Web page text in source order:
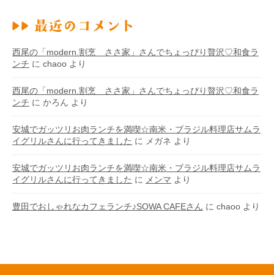
西尾の「modern.割烹 ささ家」さんでちょっぴり贅沢♡和食ラ
ンチ に chaoo より
西尾の「modern.割烹 ささ家」さんでちょっぴり贅沢♡和食ラ
ンチ に かろん より
安城でガッツリお肉ランチを満喫☆南米・ブラジル料理店サムラ
イグリルさんに行ってきました に メガネ より
安城でガッツリお肉ランチを満喫☆南米・ブラジル料理店サムラ
イグリルさんに行ってきました に メンマ より
豊田でおしゃれなカフェランチ♪SOWA CAFEさん に chaoo より